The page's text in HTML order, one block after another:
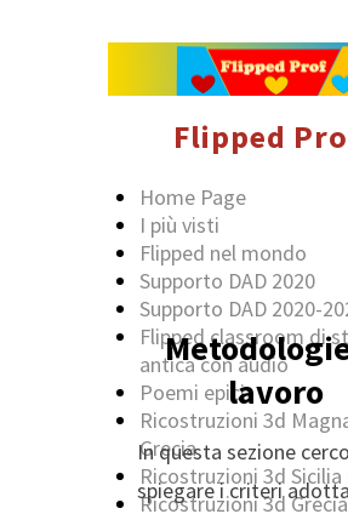
lavoro
In questa sezione
spiegare i criteri
Flipped
Home Page
I più visti
Flipped nel mondo
Supporto DAD 2020
Supporto DAD 2020-
Flipped classroom di
antica con audio
Poemi epici
Ricostruzioni 3d
Grecia
Ricostruzioni 3d Sicilia
Ricostruzioni 3d Grecia